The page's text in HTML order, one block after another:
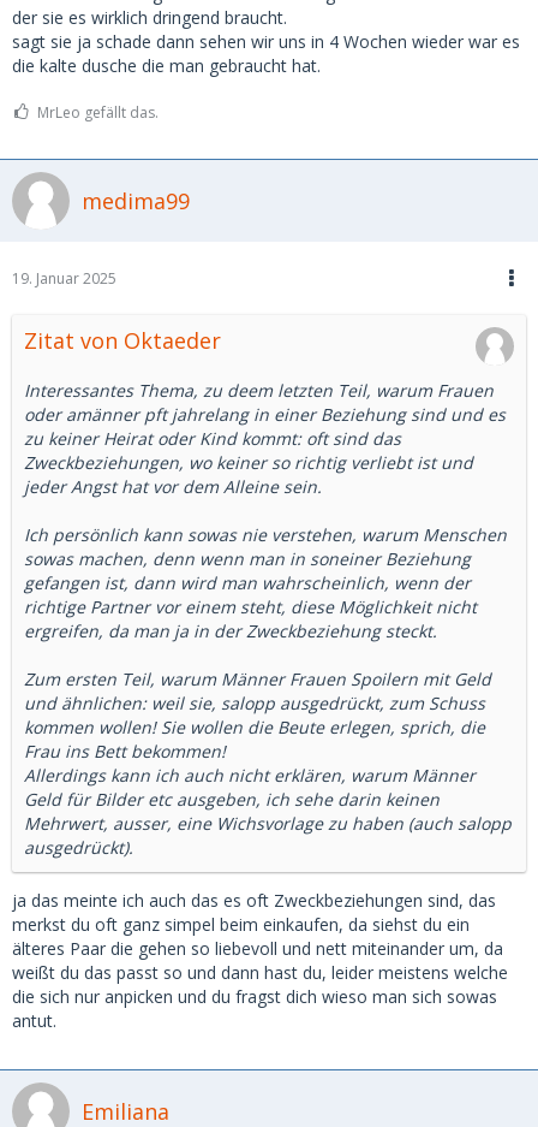
Besonderes sein zu wollen. Ich habe dann die Hoffnung,
dass sie die Zeit mit mir auch geniesst. Und desto
demütigender wird es dann, das Geld zu geben, weil jede
Bezahlung und jedes teure Geschenk mich daran erinnert,
dass sie mit mir die Zeit nicht verbringen würde wenn ich
wenn man etwas verliebt ist.
Das heisst das Ganze ist halt eine stetige Gratwanderung.
der sie es wirklich dringend braucht.
sagt sie ja schade dann sehen wir uns in 4 Wochen wieder war es
die kalte dusche die man gebraucht hat.
MrLeo gefällt das.
medima99
19. Januar 2025
Zitat von Oktaeder
Interessantes Thema, zu deem letzten Teil, warum Frauen
oder amänner pft jahrelang in einer Beziehung sind und es
zu keiner Heirat oder Kind kommt: oft sind das
Zweckbeziehungen, wo keiner so richtig verliebt ist und
jeder Angst hat vor dem Alleine sein.
Ich persönlich kann sowas nie verstehen, warum Menschen
sowas machen, denn wenn man in soneiner Beziehung
gefangen ist, dann wird man wahrscheinlich, wenn der
richtige Partner vor einem steht, diese Möglichkeit nicht
ergreifen, da man ja in der Zweckbeziehung steckt.
Zum ersten Teil, warum Männer Frauen Spoilern mit Geld
und ähnlichen: weil sie, salopp ausgedrückt, zum Schuss
kommen wollen! Sie wollen die Beute erlegen, sprich, die
Frau ins Bett bekommen!
Allerdings kann ich auch nicht erklären, warum Männer
Geld für Bilder etc ausgeben, ich sehe darin keinen
Mehrwert, ausser, eine Wichsvorlage zu haben (auch salopp
ausgedrückt).
ja das meinte ich auch das es oft Zweckbeziehungen sind, das
merkst du oft ganz simpel beim einkaufen, da siehst du ein
älteres Paar die gehen so liebevoll und nett miteinander um, da
weißt du das passt so und dann hast du, leider meistens welche
die sich nur anpicken und du fragst dich wieso man sich sowas
antut.
Emiliana